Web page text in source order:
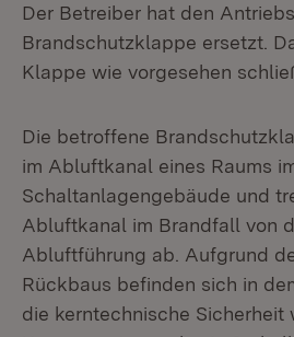
Der Betreiber hat den
Brandschutzklappe ersetzt.
Klappe wie vorgesehen
Die betroffene
im Abluftkanal eines Raums
Schaltanlagengebäude und
Abluftkanal im Brandfall von
Abluftführung ab. Aufgrund
Rückbaus befinden sich in
die kerntechnische Sicherheit